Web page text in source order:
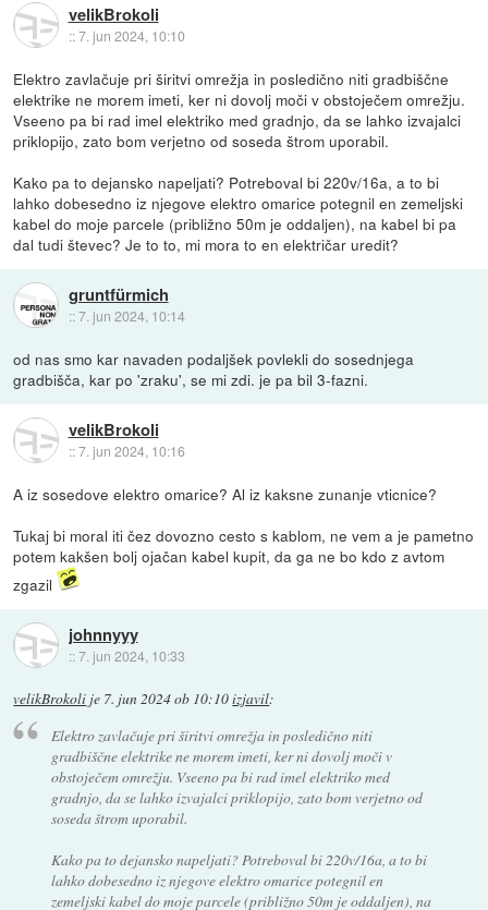
velikBrokoli
::7. jun 2024, 10:10
Elektro zavlačuje pri širitvi omrežja in posledično niti gradbiščne
elektrike ne morem imeti, ker ni dovolj moči v obstoječem omrežju.
Vseeno pa bi rad imel elektriko med gradnjo, da se lahko izvajalci
priklopijo, zato bom verjetno od soseda štrom uporabil.
Kako pa to dejansko napeljati? Potreboval bi 220v/16a, a to bi
lahko dobesedno iz njegove elektro omarice potegnil en zemeljski
kabel do moje parcele (približno 50m je oddaljen), na kabel bi pa
dal tudi števec? Je to to, mi mora to en električar uredit?
gruntfürmich
::7. jun 2024, 10:14
od nas smo kar navaden podaljšek povlekli do sosednjega
gradbišča, kar po 'zraku', se mi zdi. je pa bil 3-fazni.
velikBrokoli
::7. jun 2024, 10:16
A iz sosedove elektro omarice? Al iz kaksne zunanje vticnice?
Tukaj bi moral iti čez dovozno cesto s kablom, ne vem a je pametno
potem kakšen bolj ojačan kabel kupit, da ga ne bo kdo z avtom
zgazil
johnnyyy
::7. jun 2024, 10:33
velikBrokoli je 7. jun 2024 ob 10:10izjavil:
Elektro zavlačuje pri širitvi omrežja in posledično niti
gradbiščne elektrike ne morem imeti, ker ni dovolj moči v
obstoječem omrežju. Vseeno pa bi rad imel elektriko med
gradnjo, da se lahko izvajalci priklopijo, zato bom verjetno od
soseda štrom uporabil.
Kako pa to dejansko napeljati? Potreboval bi 220v/16a, a to bi
lahko dobesedno iz njegove elektro omarice potegnil en
zemeljski kabel do moje parcele (približno 50m je oddaljen), na